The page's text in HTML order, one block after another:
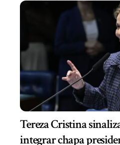
Tereza Cristina
integrar chapa